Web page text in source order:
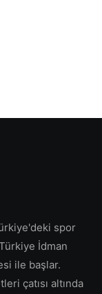
spor
İdman
ile başlar.
çatısı altında